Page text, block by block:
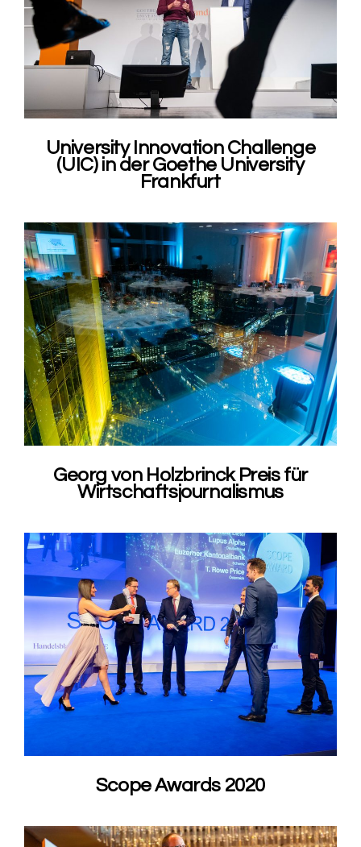
University Innovation Challenge
(UIC) in der Goethe University
Frankfurt
Georg von Holzbrinck Preis für
Wirtschaftsjournalismus
Scope Awards 2020